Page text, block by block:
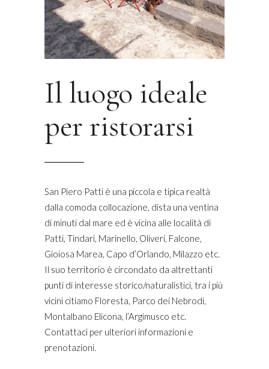
Il luogo ideale
per ristorarsi
San Piero Patti è una piccola e tipica realtà
dalla comoda collocazione, dista una ventina
di minuti dal mare ed è vicina alle località di
Patti, Tindari, Marinello, Oliveri, Falcone,
Gioiosa Marea, Capo d’Orlando, Milazzo etc.
Il suo territorio è circondato da altrettanti
punti di interesse storico/naturalistici, tra i più
vicini citiamo Floresta, Parco dei Nebrodi,
Montalbano Elicona, l’Argimusco etc.
Contattaci per ulteriori informazioni e
prenotazioni.